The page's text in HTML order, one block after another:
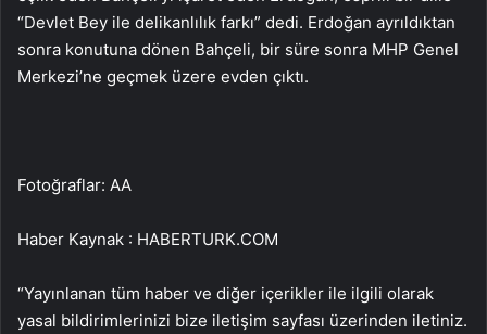
“Devlet Bey ile delikanlılık farkı” dedi. Erdoğan ayrıldıktan
sonra konutuna dönen Bahçeli, bir süre sonra MHP Genel
Merkezi’ne geçmek üzere evden çıktı.
Fotoğraflar: AA
Haber Kaynak : HABERTURK.COM
“Yayınlanan tüm haber ve diğer içerikler ile ilgili olarak
yasal bildirimlerinizi bize iletişim sayfası üzerinden iletiniz.